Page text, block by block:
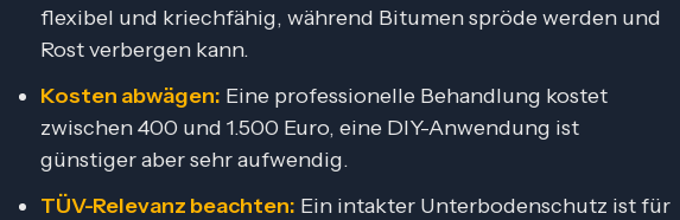
flexibel und kriechfähig, während Bitumen spröde werden und
Rost verbergen kann.
Kosten abwägen: Eine professionelle Behandlung kostet
zwischen 400 und 1.500 Euro, eine DIY-Anwendung ist
günstiger aber sehr aufwendig.
TÜV-Relevanz beachten: Ein intakter Unterbodenschutz ist für